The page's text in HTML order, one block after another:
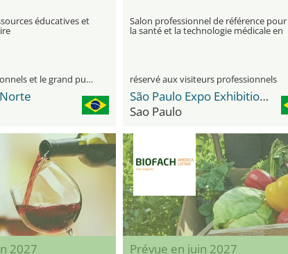
éducatives et
visiteurs professionnels et le grand public
Salon professionnel de référence pour
la santé et la technologie médicale en
réservé aux visiteurs professionnels
São Paulo Expo Exhibition & Convention Center
Sao Paulo
2027 Prévue en juin 2027